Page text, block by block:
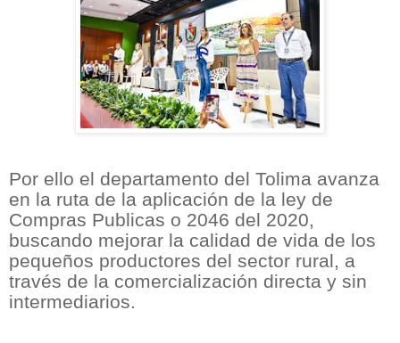
Por ello el departamento del Tolima avanza
en la ruta de la aplicación de la ley de
Compras Publicas o 2046 del 2020,
buscando mejorar la calidad de vida de los
pequeños productores del sector rural, a
través de la comercialización directa y sin
intermediarios.